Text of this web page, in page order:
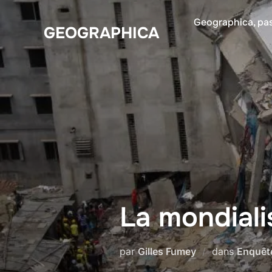
Aller
GEOGRAPHICA
Geographica,
La
parGilles Fumey dans